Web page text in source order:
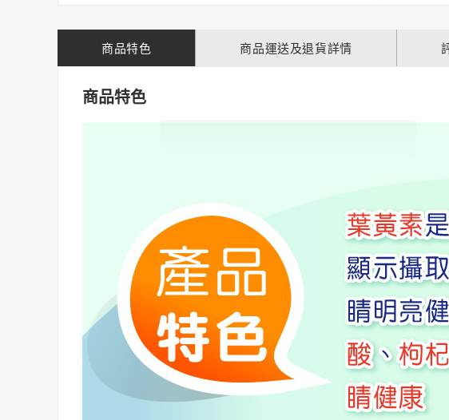
商品特色 商品運送及退貨詳情
商品特色